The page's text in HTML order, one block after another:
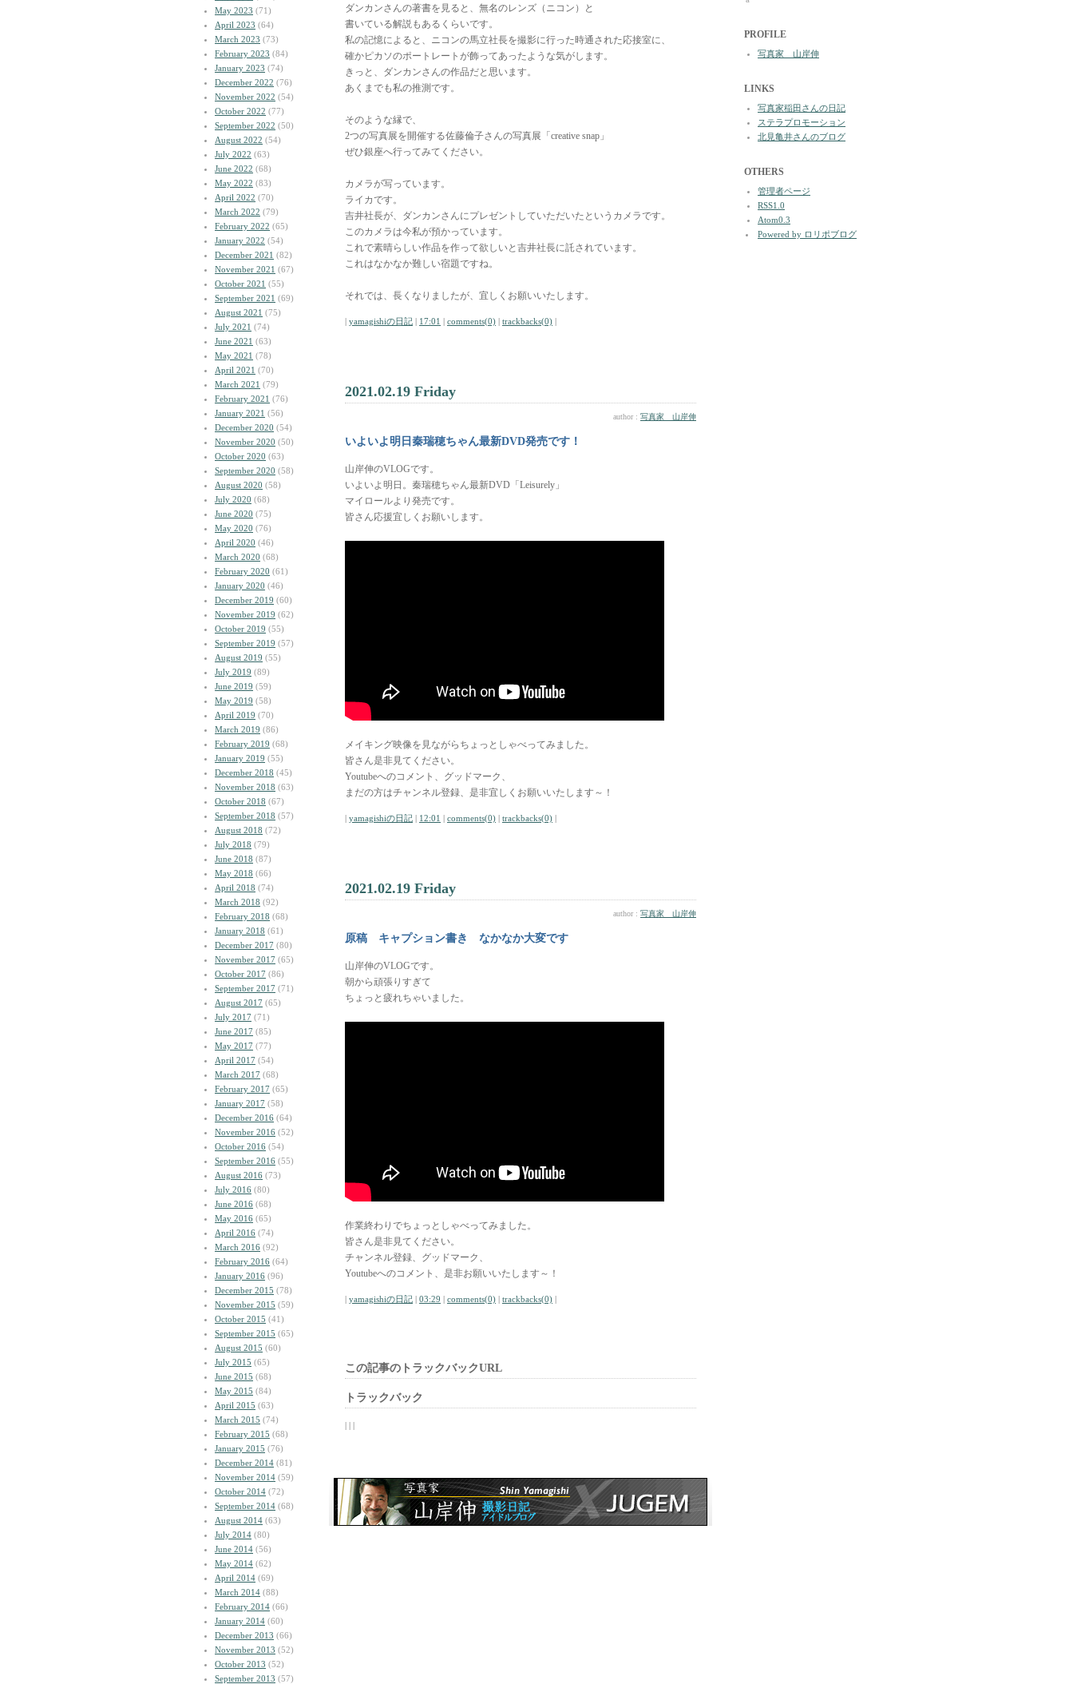
May 2023 (71)
April 2023 (64)
March 2023 (73)
February 2023 (84)
January 2023 (74)
December 2022 (76)
November 2022 (54)
October 2022 (77)
September 2022 (50)
August 2022 (54)
July 2022 (63)
June 2022 (68)
May 2022 (83)
April 2022 (70)
March 2022 (79)
February 2022 (65)
January 2022 (54)
December 2021 (82)
November 2021 (67)
October 2021 (55)
September 2021 (69)
August 2021 (75)
July 2021 (74)
June 2021 (63)
May 2021 (78)
April 2021 (70)
March 2021 (79)
February 2021 (76)
January 2021 (56)
December 2020 (54)
November 2020 (50)
October 2020 (63)
September 2020 (58)
August 2020 (58)
July 2020 (68)
June 2020 (75)
May 2020 (76)
April 2020 (46)
March 2020 (68)
February 2020 (61)
January 2020 (46)
December 2019 (60)
November 2019 (62)
October 2019 (55)
September 2019 (57)
August 2019 (55)
July 2019 (89)
June 2019 (59)
May 2019 (58)
April 2019 (70)
March 2019 (86)
February 2019 (68)
January 2019 (55)
December 2018 (45)
November 2018 (63)
October 2018 (67)
September 2018 (57)
August 2018 (72)
July 2018 (79)
June 2018 (87)
May 2018 (66)
April 2018 (74)
March 2018 (92)
February 2018 (68)
January 2018 (61)
December 2017 (80)
November 2017 (65)
October 2017 (86)
September 2017 (71)
August 2017 (65)
July 2017 (71)
June 2017 (85)
May 2017 (77)
April 2017 (54)
March 2017 (68)
February 2017 (65)
January 2017 (58)
December 2016 (64)
November 2016 (52)
October 2016 (54)
September 2016 (55)
August 2016 (73)
July 2016 (80)
June 2016 (68)
May 2016 (65)
April 2016 (74)
March 2016 (92)
February 2016 (64)
January 2016 (96)
December 2015 (78)
November 2015 (59)
October 2015 (41)
September 2015 (65)
August 2015 (60)
July 2015 (65)
June 2015 (68)
May 2015 (84)
April 2015 (63)
March 2015 (74)
February 2015 (68)
January 2015 (76)
December 2014 (81)
November 2014 (59)
October 2014 (72)
September 2014 (68)
August 2014 (63)
July 2014 (80)
June 2014 (56)
May 2014 (62)
April 2014 (69)
March 2014 (88)
February 2014 (66)
January 2014 (60)
December 2013 (66)
November 2013 (52)
October 2013 (52)
September 2013 (57)
ダンカンさんの著書を見ると、無名のレンズ（ニコン）と
書いている解説もあるくらいです。
私の記憶によると、ニコンの馬立社長を撮影に行った時通された応接室に、
確かピカソのポートレートが飾ってあったような気がします。
きっと、ダンカンさんの作品だと思います。
あくまでも私の推測です。
そのような縁で、
2つの写真展を開催する佐藤倫子さんの写真展「creative snap」
ぜひ銀座へ行ってみてください。
カメラが写っています。
ライカです。
吉井社長が、ダンカンさんにプレゼントしていただいたというカメラです。
このカメラは今私が預かっています。
これで素晴らしい作品を作って欲しいと吉井社長に託されています。
これはなかなか難しい宿題ですね。
それでは、長くなりましたが、宜しくお願いいたします。
| yamagishiの日記 | 17:01 | comments(0) | trackbacks(0) |
2021.02.19 Friday
author : 写真家 山岸伸
いよいよ明日秦瑞穂ちゃん最新DVD発売です！
山岸伸のVLOGです。
いよいよ明日。秦瑞穂ちゃん最新DVD「Leisurely」
マイロールより発売です。
皆さん応援宜しくお願いします。
メイキング映像を見ながらちょっとしゃべってみました。
皆さん是非見てください。
Youtubeへのコメント、グッドマーク、
まだの方はチャンネル登録、是非宜しくお願いいたします～！
| yamagishiの日記 | 12:01 | comments(0) | trackbacks(0) |
2021.02.19 Friday
author : 写真家 山岸伸
原稿 キャプション書き なかなか大変です
山岸伸のVLOGです。
朝から頑張りすぎて
ちょっと疲れちゃいました。
作業終わりでちょっとしゃべってみました。
皆さん是非見てください。
チャンネル登録、グッドマーク、
Youtubeへのコメント、是非お願いいたします～！
| yamagishiの日記 | 03:29 | comments(0) | trackbacks(0) |
この記事のトラックバックURL
トラックバック
| | |
PROFILE
写真家 山岸伸
LINKS
写真家稲田さんの日記
ステラプロモーション
北見亀井さんのブログ
OTHERS
管理者ページ
RSS1.0
Atom0.3
Powered by ロリポブログ